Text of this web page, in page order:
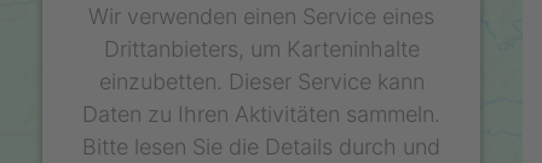
Wir verwenden einen Service eines
Drittanbieters, um Karteninhalte
einzubetten. Dieser Service kann
Daten zu Ihren Aktivitäten sammeln.
Bitte lesen Sie die Details durch und